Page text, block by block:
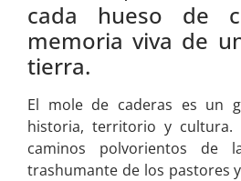
cada hueso de
memoria viva de
tierra.
El mole de caderas es un
historia, territorio y cultura.
caminos polvorientos de
trashumante de los pastores